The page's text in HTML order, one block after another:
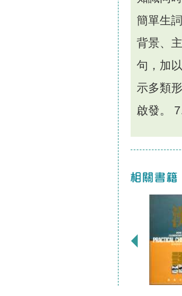
簡單生
背景、
句，加
示多類
啟發。